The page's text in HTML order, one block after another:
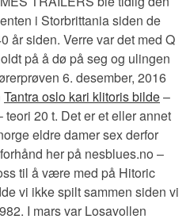
i Storbrittania siden de
år siden. Verre var det med Q
på å dø på seg og ulingen
6. desember, 2016
Tantra oslo kari klitoris bilde–
20 t. Det er et eller annet
eldre damer sex derfor
her på nesblues.no –
til å være med på Hitoric
vi ikke spilt sammen siden vi
I mars var Losavollen